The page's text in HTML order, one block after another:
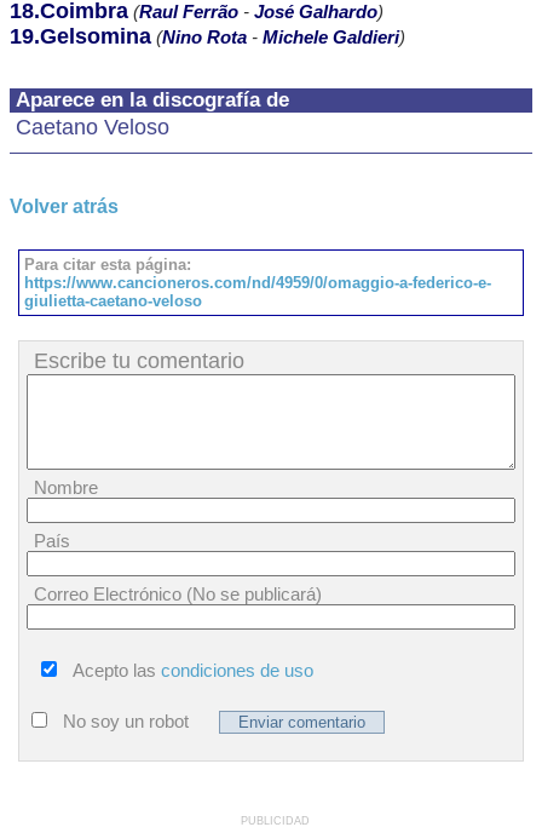
Aparece en la discografía de
Caetano Veloso
18.Coimbra (Raul Ferrão - José Galhardo)
19.Gelsomina (Nino Rota - Michele Galdieri)
Volver atrás
Para citar esta página:
https://www.cancioneros.com/nd/4959/0/omaggio-a-federico-e-
giulietta-caetano-veloso
Escribe tu comentario
Nombre
País
Correo Electrónico (No se publicará)
Acepto las condiciones de uso
No soy un robot
PUBLICIDAD